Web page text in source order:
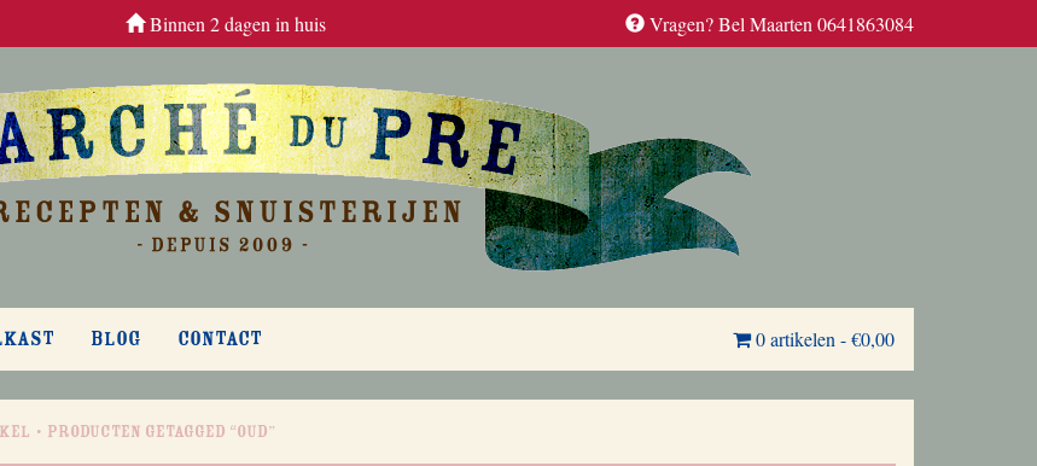
Binnen 2 dagen in huis Vragen? Bel Maarten 0641863084
BLOG CONTACT 0 artikelen -€0,00
Producten getagged “oud”